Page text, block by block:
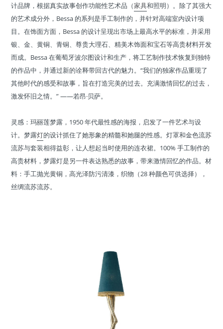
计品牌，根据真实故事创作功能性艺术品（家具和照明）。除了其强大
的艺术成分外，Bessa 的系列是手工制作的，并针对高端室内设计项
目。在饰面方面，Bessa 的设计呈现出市场上最高水平的标准，并采用
银、金、黄铜、青铜、尊贵大理石、精美木饰面和宝石等高贵材料开发
而成。Bessa 在葡萄牙波尔图设计和生产，将工艺制作技术恢复到独特
的作品中，并通过新的诠释带回古代的魅力。“我们的独家作品重现了
其他时代的感受和故事，旨在打造完美的过去。充满激情回忆的过去，
激发怀旧之情。” ——若昂·贝萨。
灵感：玛丽莲梦露，1950 年代最性感的海报，启发了一件艺术与设
计。梦露灯的设计抓住了她形象的精髓和她腿的性感。灯罩和金色流苏
流苏与套装相得益彰，让人想起当时使用的连衣裙。100% 手工制作的
高贵材料，梦露灯是另一件表达熟悉的故事，带来激情回忆的作品。材
料：手工抛光黄铜，高光泽防污清漆，织物（28 种颜色可供选择），
丝绸流苏流苏。